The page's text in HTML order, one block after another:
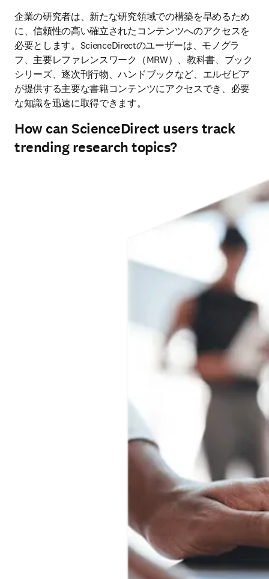
企業の研究者は、新たな研究領域での構築を早めるため
に、信頼性の高い確立されたコンテンツへのアクセスを
必要とします。ScienceDirectのユーザーは、モノグラ
フ、主要レファレンスワーク（MRW）、教科書、ブック
シリーズ、逐次刊行物、ハンドブックなど、エルゼビア
が提供する主要な書籍コンテンツにアクセスでき、必要
な知識を迅速に取得できます。
How can ScienceDirect users track
trending research topics?